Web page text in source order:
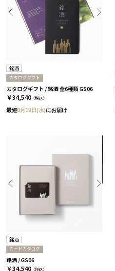
銘酒
カタログギフト
カタログギフト / 銘酒 全6種類 GS06
￥34,540 （税込）
最短8月19日(水)にお届け
銘酒
カードカタログ
銘酒 / GS06
￥34,540 （税込）